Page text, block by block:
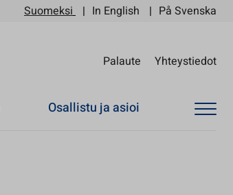
Suomeksi In English På Svenska
Palaute Yhteystiedot
Osallistu ja asioi